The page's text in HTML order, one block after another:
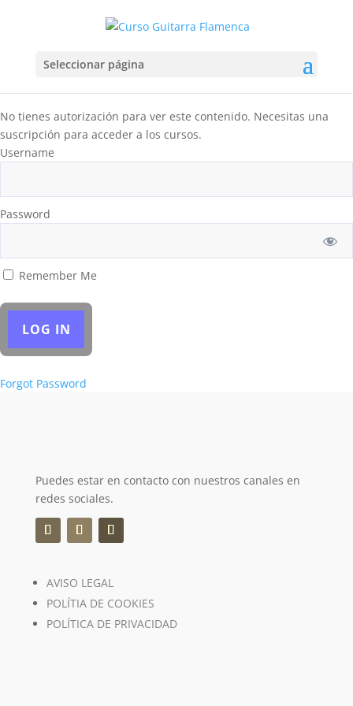
Seleccionar página
No tienes autorización para ver este contenido. Necesitas una
suscripción para acceder a los cursos.
Username
Password
Remember Me
Forgot Password
Puedes estar en contacto con nuestros canales en
redes sociales.
AVISO LEGAL
POLÍTIA DE COOKIES
POLÍTICA DE PRIVACIDAD